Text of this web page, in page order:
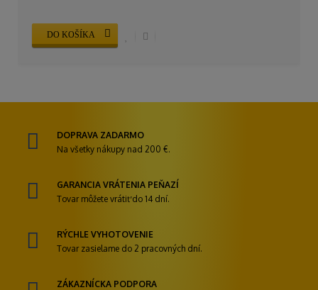
DO KOŠÍKA
DOPRAVA ZADARMO
Na všetky nákupy nad 200 €.
GARANCIA VRÁTENIA PEŇAZÍ
Tovar môžete vrátiť do 14 dní.
RÝCHLE VYHOTOVENIE
Tovar zasielame do 2 pracovných dní.
ZÁKAZNÍCKA PODPORA